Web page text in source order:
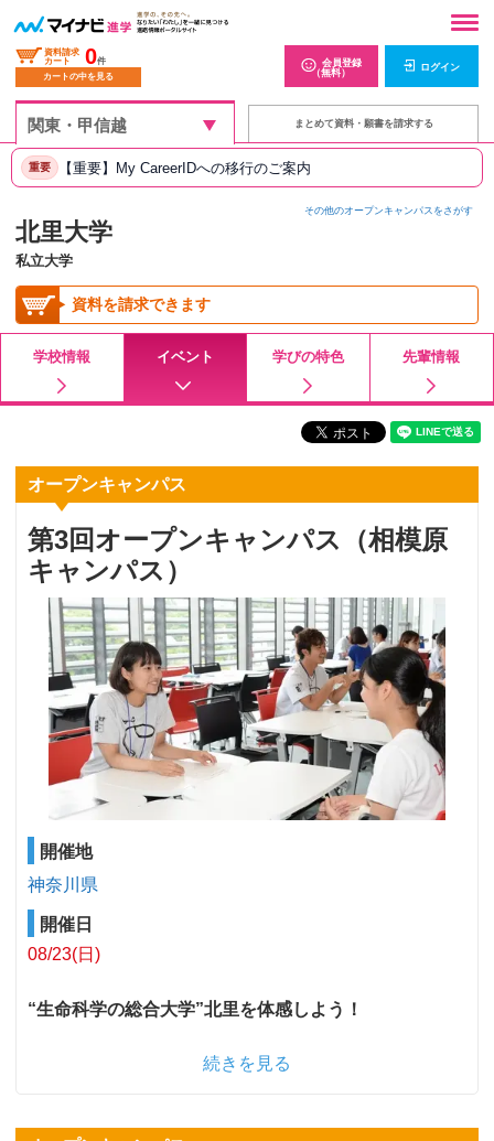
資料請求
カート
0件
カートの中を見る
会員登録
（無料）
ログイン
まとめて資料・願書を請求する
重要 【重要】My CareerIDへの移行のご案内
その他のオープンキャンパスをさがす
北里大学
私立大学
資料を請求できます
学校情報 イベント 学びの特色 先輩情報
オープンキャンパス
第3回オープンキャンパス（相模原
キャンパス）
開催地
神奈川県
開催日
08/23(日)
“生命科学の総合大学”北里を体感しよう！
続きを見る